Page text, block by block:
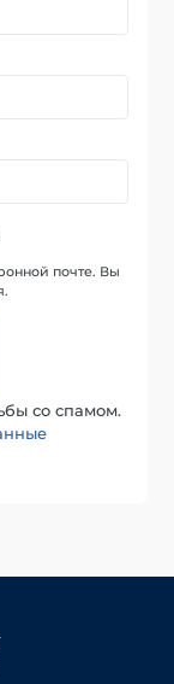
почте. Вы
со спамом.